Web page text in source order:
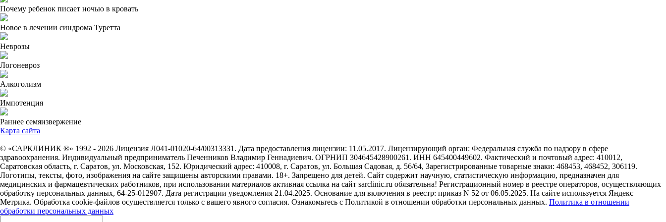
Почему ребенок писает ночью в кровать
Новое в лечении синдрома Туретта
Неврозы
Логоневроз
Алкоголизм
Импотенция
Раннее семяизвержение
Карта сайта
© «САРКЛИНИК ®» 1992 - 2026 Лицензия Л041-01020-64/00313331. Дата предоставления лицензии: 11.05.2017. Лицензирующий орган: Федеральная служба по надзору в сфере
здравоохранения. Индивидуальный предприниматель Печенников Владимир Геннадиевич. ОГРНИП 304645428900261. ИНН 645400449602. Фактический и почтовый адрес: 410012,
Саратовская область, г. Саратов, ул. Московская, 152. Юридический адрес: 410008, г. Саратов, ул. Большая Садовая, д. 56/64, Зарегистрированные товарные знаки: 468453, 468452, 306119.
Логотипы, тексты, фото, изображения на сайте защищены авторскими правами. 18+. Запрещено для детей. Сайт содержит научную, статистическую информацию, предназначен для
медицинских и фармацевтических работников, при использовании материалов активная ссылка на сайт sarclinic.ru обязательна! Регистрационный номер в реестре операторов, осуществляющих
обработку персональных данных, 64-25-012907. Дата регистрации уведомления 21.04.2025. Основание для включения в реестр: приказ N 52 от 06.05.2025. На сайте используется Яндекс
Метрика. Обработка cookie-файлов осуществляется только с вашего явного согласия. Ознакомьтесь с Политикой в отношении обработки персональных данных. Политика в отношении
обработки персональных данных